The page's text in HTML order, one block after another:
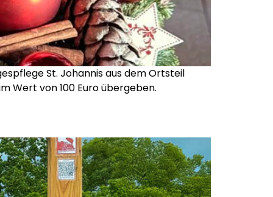
St. Johannis aus dem Ortsteil
Wert von 100 Euro übergeben.